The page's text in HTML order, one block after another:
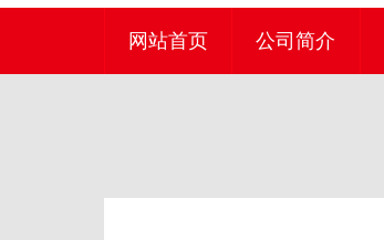
网站首页 公司简介